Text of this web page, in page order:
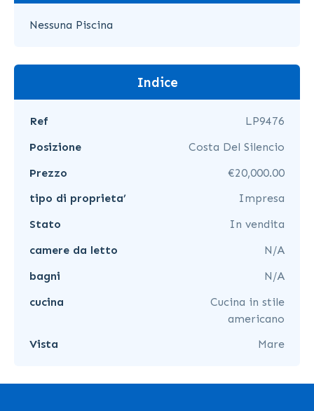
Nessuna Piscina
Indice
Ref
LP9476
Posizione
Costa Del Silencio
Prezzo
€20,000.00
tipo di proprieta’
Impresa
Stato
In vendita
camere da letto
N/A
bagni
N/A
cucina
Cucina in stile
americano
Vista
Mare